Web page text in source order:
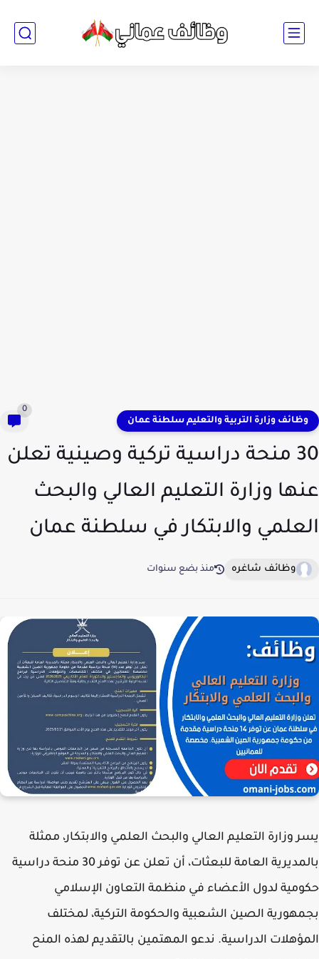
وظائف وزارة التربية والتعليم سلطنة عمان
0
30 منحة دراسية تركية وصينية تعلن
عنها وزارة التعليم العالي والبحث
العلمي والابتكار في سلطنة عمان
وظائف شاغره منذ بضع سنوات
يسروزارة التعليم العالي والبحث العلمي والابتكار، ممثلة
بالمديرية العامة للبعثات، أن تعلن عن توفر
30 منحة دراسية
حكومية لدول الأعضاء في منظمة التعاون الإسلامي
بجمهورية الصين الشعبية والحكومة التركية، لمختلف
المؤهلات الدراسية. ندعو المهتمين بالتقديم لهذه المنح